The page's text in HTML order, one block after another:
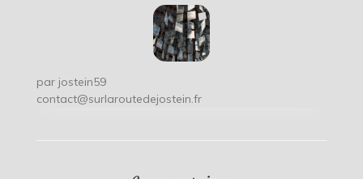
par jostein59
contact@surlaroutedejostein.fr